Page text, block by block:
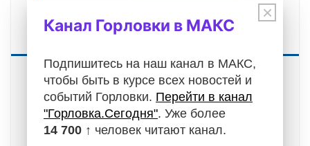
ИФНС России по г. Горловке Донецкой
Народной Республики информирует!
07.08.2026
Узнать свой ИНН помогут электронные сервисы
×
Канал Горловки в МАКС
Подпишитесь на наш канал в МАКС,
чтобы быть в курсе всех новостей и
событий Горловки. Перейти в канал
"Горловка.Сегодня". Уже более
14 700 ↑ человек читают канал.